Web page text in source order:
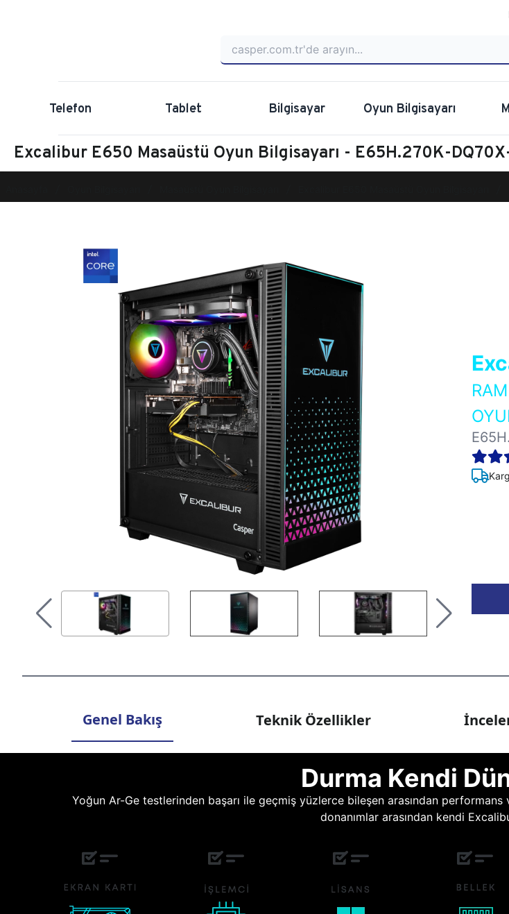
Telefon Tablet Bilgisayar Oyun Bilgisayarı
Excalibur E650 Masaüstü Oyun Bilgisayarı - E65H.270K-
Genel Bakış Teknik Özellikler
Durma Kendi
Yoğun Ar-Ge testlerinden başarı ile geçmiş yüzlerce bileşen arasından
donanımlar arasından kendi